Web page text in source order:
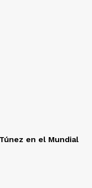
en el Mundial